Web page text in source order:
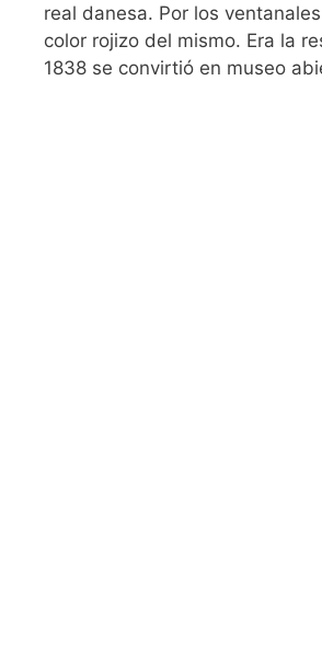
real danesa. Por los
color rojizo del mismo. Era la
1838 se convirtió en museo